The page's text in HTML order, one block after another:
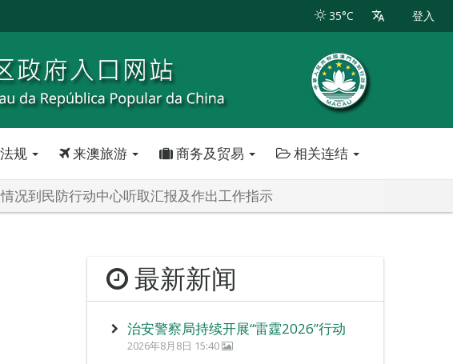
35°C 登入
规 来澳旅游 商务及贸易 相关连结
况到民防行动中心听取汇报及作出工作指示
最新新闻
治安警察局持续开展“雷霆2026”行动
2026年8月8日 15:40